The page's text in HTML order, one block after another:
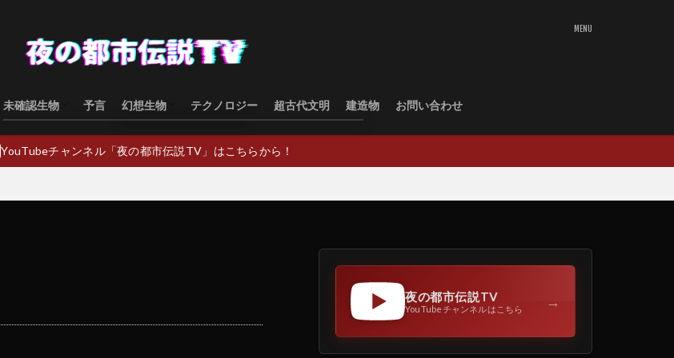
未確認生物
水棲型
類人猿型
飛行生物型
予言 幻想生物
幻想生物日本
幻想生物ヨーロッパ
幻想生物アジア
幻想生物オセアニア
幻想生物中東
テクノロジー 超古代文明 建造物 お問い合わせ
YouTubeチャンネル「夜の都市伝説TV」はこちらから！
夜の都市伝説TV
YouTubeチャンネルはこちら →